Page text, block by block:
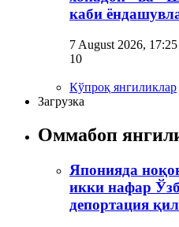
каби
7 August 2026, 17:25
10
Кўпроқ янгиликлар
Загрузка
Оммабоп
Японияда
икки нафар
депортация